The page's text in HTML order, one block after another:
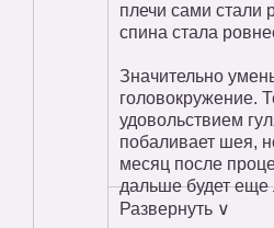
плечи сами стали
спина стала
Значительно
головокружение.
удовольствием
побаливает шея,
месяц после
дальше будет
Развернуть ∨